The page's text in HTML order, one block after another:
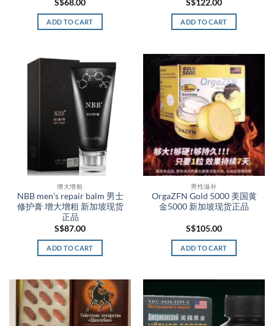
S$68.00
ADD TO CART
S$122.00
ADD TO CART
增大增粗
NBB men’s repair balm 男士
修护膏 增大增粗 新加坡现货
正品
S$87.00
ADD TO CART
男性滋补
OrgaZFN Gold 5000 美国黄
金5000 新加坡现货正品
S$105.00
ADD TO CART